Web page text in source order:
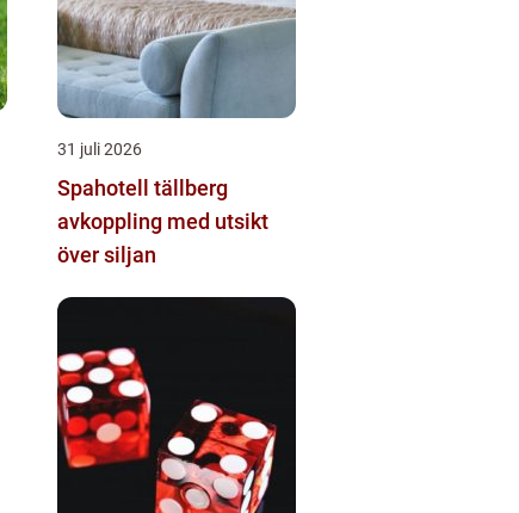
31 juli 2026
Spahotell tällberg
avkoppling med utsikt
över siljan